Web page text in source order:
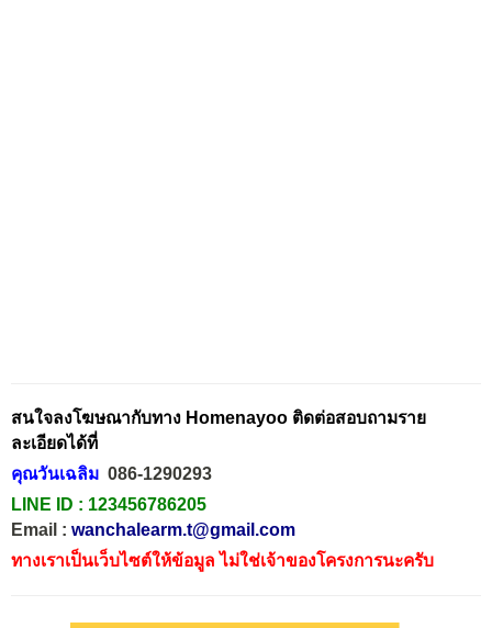
สนใจลงโฆษณากับทาง Homenayoo ติดต่อสอบถามราย
ละเอียดได้ที่
คุณวันเฉลิม 086-1290293
LINE ID : 123456786205
Email : wanchalearm.t@gmail.com
ทางเราเป็นเว็บไซต์ให้ข้อมูล ไม่ใช่เจ้าของโครงการนะครับ